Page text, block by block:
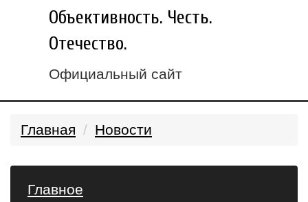
Объективность. Честь.
Отечество.
Официальный сайт
Главная Новости
Главное